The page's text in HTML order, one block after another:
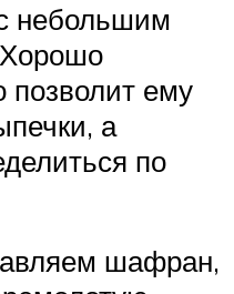
небольшим
ему
а
по
шафран,